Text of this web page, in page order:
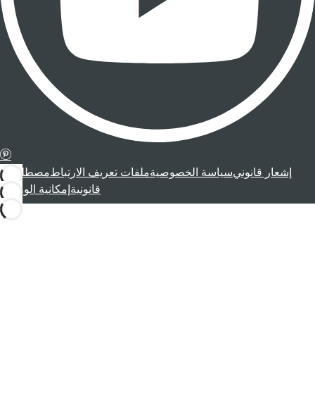
إشعار قانونيسياسة الخصوصيةملفات تعريف الارتباطمصطلحات
قانونية إمكانية الوصول